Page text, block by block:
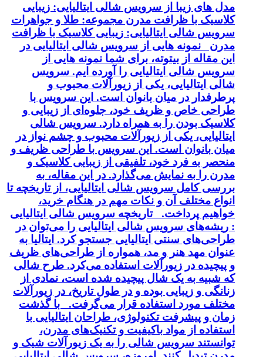
مدل های زیبا از سرویس شالی ایتالیایی: زیبایی
کلاسیک با ظرافت مدرن مجموعه: طلا و جواهرات
سرویس شالی ایتالیایی: زیبایی کلاسیک با ظرافت
مدرن نمونه هایی از سرویس شالی ایتالیایی در
این مقاله از بیتوته، برای شما نمونه هایی از
سرویس شالی ایتالیایی را آورده ایم. سرویس
شالی ایتالیایی، یکی از زیورآلات محبوب و
پرطرفدار در میان بانوان است. این سرویس با
طراحی خاص و ظریف خود، جلوه‌ای از زیبایی و
کلاسیک بودن را به همراه دارد. سرویس شالی
ایتالیایی، یکی از زیورآلات محبوب و چشم نواز در
میان بانوان است. این سرویس با طراحی ظریف و
منحصر به فرد خود، تلفیقی از زیبایی کلاسیک و
مدرن را به نمایش می‌گذارد. در این مقاله، به
بررسی کامل سرویس شالی ایتالیایی، از تاریخچه تا
انواع مختلف آن و نکات مهم در هنگام خرید،
خواهیم پرداخت. تاریخچه سرویس شالی ایتالیایی
: ریشه‌های سرویس شالی ایتالیایی را می‌توان در
طراحی‌های سنتی ایتالیایی جستجو کرد. ایتالیا به
عنوان مهد هنر و مد، همواره از طراحی‌های ظریف
و پیچیده در زیورآلات استفاده می‌کرد. طرح شالی
که شبیه به یک شال پیچیده شده است، نمادی از
زنانگی و زیبایی بوده و در طول تاریخ، در زیورآلات
مختلف مورد استفاده قرار می‌گرفت. با گذشت
زمان و پیشرفت تکنولوژی، طراحان ایتالیایی با
استفاده از مواد باکیفیت و تکنیک‌های مدرن،
توانستند سرویس شالی را به یک زیورآلات شیک و